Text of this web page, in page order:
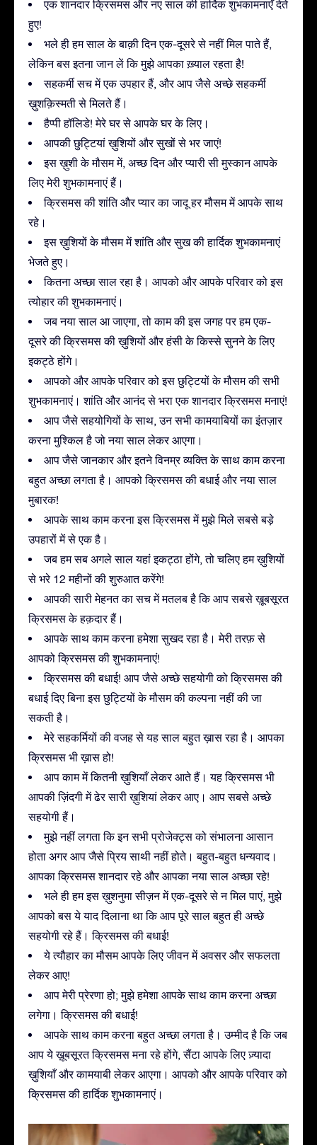
एक शानदार क्रिसमस और नए साल की हार्दिक शुभकामनाएँ देते
हुए!
भले ही हम साल के बाक़ी दिन एक-दूसरे से नहीं मिल पाते हैं,
लेकिन बस इतना जान लें कि मुझे आपका ख़्याल रहता है!
सहकर्मी सच में एक उपहार हैं, और आप जैसे अच्छे सहकर्मी
ख़ुशक़िस्मती से मिलते हैं।
हैप्पी हॉलिडे! मेरे घर से आपके घर के लिए।
आपकी छुट्टियां ख़ुशियों और सुखों से भर जाएं!
इस ख़ुशी के मौसम में, अच्छ दिन और प्यारी सी मुस्कान आपके
लिए मेरी शुभकामनाएं हैं।
क्रिसमस की शांति और प्यार का जादू हर मौसम में आपके साथ
रहे।
इस ख़ुशियों के मौसम में शांति और सुख की हार्दिक शुभकामनाएं
भेजते हुए।
कितना अच्छा साल रहा है। आपको और आपके परिवार को इस
त्योहार की शुभकामनाएं।
जब नया साल आ जाएगा, तो काम की इस जगह पर हम एक-
दूसरे की क्रिसमस की ख़ुशियों और हंसी के किस्से सुनने के लिए
इकट्ठे होंगे।
आपको और आपके परिवार को इस छुट्टियों के मौसम की सभी
शुभकामनाएं। शांति और आनंद से भरा एक शानदार क्रिसमस मनाएं!
आप जैसे सहयोगियों के साथ, उन सभी कामयाबियों का इंतज़ार
करना मुश्किल है जो नया साल लेकर आएगा।
आप जैसे जानकार और इतने विनम्र व्यक्ति के साथ काम करना
बहुत अच्छा लगता है। आपको क्रिसमस की बधाई और नया साल
मुबारक!
आपके साथ काम करना इस क्रिसमस में मुझे मिले सबसे बड़े
उपहारों में से एक है।
जब हम सब अगले साल यहां इकट्ठा होंगे, तो चलिए हम ख़ुशियों
से भरे 12 महीनों की शुरुआत करेंगे!
आपकी सारी मेहनत का सच में मतलब है कि आप सबसे ख़ूबसूरत
क्रिसमस के हक़दार हैं।
आपके साथ काम करना हमेशा सुखद रहा है। मेरी तरफ़ से
आपको क्रिसमस की शुभकामनाएं!
क्रिसमस की बधाई! आप जैसे अच्छे सहयोगी को क्रिसमस की
बधाई दिए बिना इस छुट्टियों के मौसम की कल्पना नहीं की जा
सकती है।
मेरे सहकर्मियों की वजह से यह साल बहुत ख़ास रहा है। आपका
क्रिसमस भी ख़ास हो!
आप काम में कितनी ख़ुशियाँ लेकर आते हैं। यह क्रिसमस भी
आपकी ज़िंदगी में ढेर सारी ख़ुशियां लेकर आए। आप सबसे अच्छे
सहयोगी हैं।
मुझे नहीं लगता कि इन सभी प्रोजेक्ट्स को संभालना आसान
होता अगर आप जैसे प्रिय साथी नहीं होते। बहुत-बहुत धन्यवाद।
आपका क्रिसमस शानदार रहे और आपका नया साल अच्छा रहे!
भले ही हम इस ख़ुशनुमा सीज़न में एक-दूसरे से न मिल पाएं, मुझे
आपको बस ये याद दिलाना था कि आप पूरे साल बहुत ही अच्छे
सहयोगी रहे हैं। क्रिसमस की बधाई!
ये त्यौहार का मौसम आपके लिए जीवन में अवसर और सफलता
लेकर आए!
आप मेरी प्रेरणा हो; मुझे हमेशा आपके साथ काम करना अच्छा
लगेगा। क्रिसमस की बधाई!
आपके साथ काम करना बहुत अच्छा लगता है। उम्मीद है कि जब
आप ये ख़ूबसूरत क्रिसमस मना रहे होंगे, सैंटा आपके लिए ज़्यादा
ख़ुशियाँ और कामयाबी लेकर आएगा। आपको और आपके परिवार को
क्रिसमस की हार्दिक शुभकामनाएं।